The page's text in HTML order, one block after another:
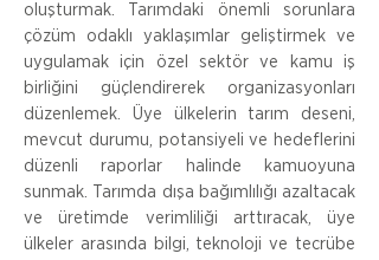
oluşturmak. Tarımdaki önemli sorunlara
çözüm odaklı yaklaşımlar geliştirmek ve
uygulamak için özel sektör ve kamu iş
birliğini güçlendirerek organizasyonları
düzenlemek. Üye ülkelerin tarım deseni,
mevcut durumu, potansiyeli ve hedeflerini
düzenli raporlar halinde kamuoyuna
sunmak. Tarımda dışa bağımlılığı azaltacak
ve üretimde verimliliği arttıracak, üye
ülkeler arasında bilgi, teknoloji ve tecrübe